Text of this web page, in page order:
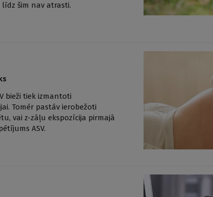
šim nav atrasti.
bieži tiek izmantoti
Tomēr pastāv ierobežoti
vai z-zāļu ekspozīcija pirmajā
ASV.